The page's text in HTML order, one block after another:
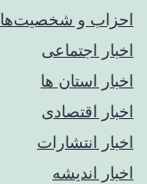
احزاب و شخصیت‌ها
اخبار اجتماعی
اخبار استان ها
اخبار اقتصادی
اخبار انتشارات
اخبار اندیشه